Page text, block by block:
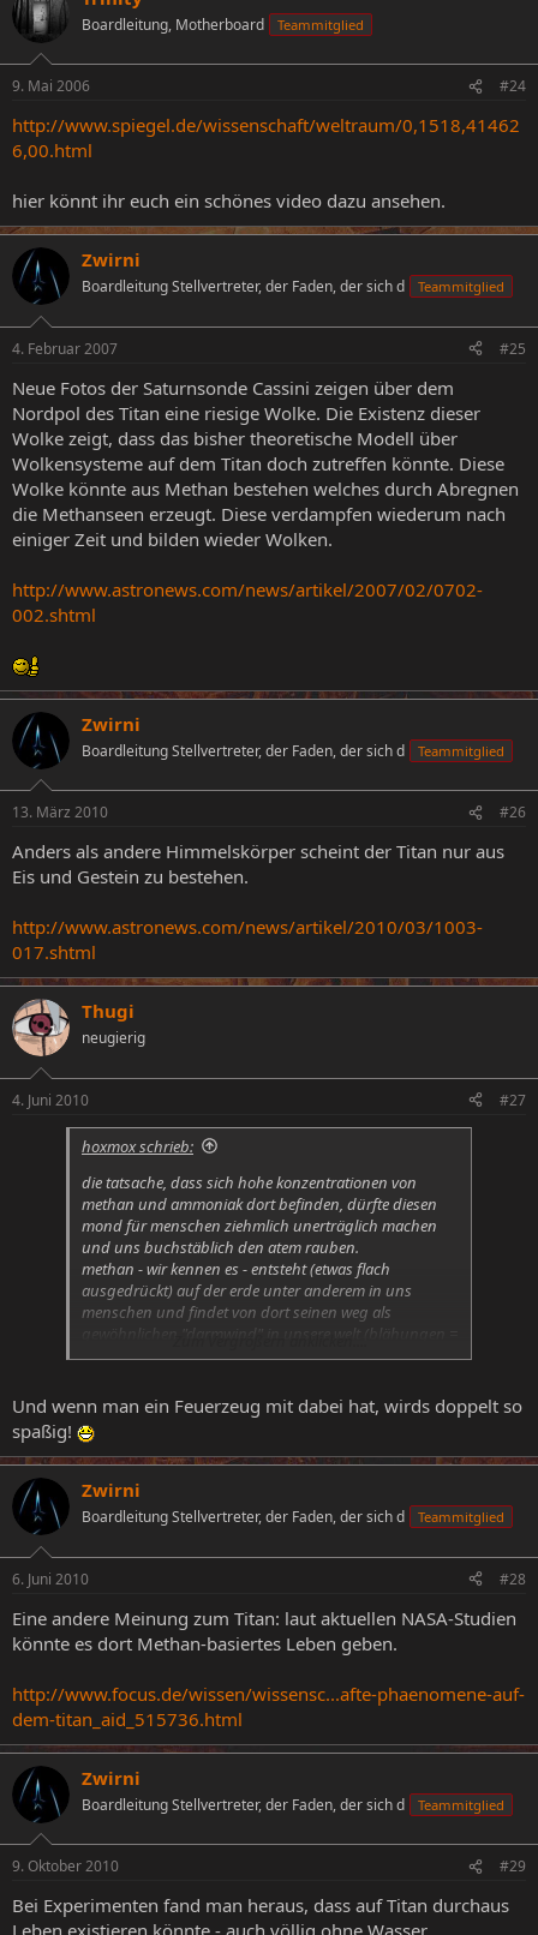
Boardleitung, Motherboard Teammitglied
9. Mai 2006 #24
http://www.spiegel.de/wissenschaft/weltraum/0,1518,41462
6,00.html
hier könnt ihr euch ein schönes video dazu ansehen.
Zwirni
Boardleitung Stellvertreter, der Faden, der sich d Teammitglied
4. Februar 2007 #25
Neue Fotos der Saturnsonde Cassini zeigen über dem
Nordpol des Titan eine riesige Wolke. Die Existenz dieser
Wolke zeigt, dass das bisher theoretische Modell über
Wolkensysteme auf dem Titan doch zutreffen könnte. Diese
Wolke könnte aus Methan bestehen welches durch Abregnen
die Methanseen erzeugt. Diese verdampfen wiederum nach
einiger Zeit und bilden wieder Wolken.
http://www.astronews.com/news/artikel/2007/02/0702-
002.shtml
Zwirni
Boardleitung Stellvertreter, der Faden, der sich d Teammitglied
13. März 2010 #26
Anders als andere Himmelskörper scheint der Titan nur aus
Eis und Gestein zu bestehen.
http://www.astronews.com/news/artikel/2010/03/1003-
017.shtml
Thugi
neugierig
4. Juni 2010 #27
hoxmox schrieb:
die tatsache, dass sich hohe konzentrationen von
methan und ammoniak dort befinden, dürfte diesen
mond für menschen ziehmlich unerträglich machen
und uns buchstäblich den atem rauben.
methan - wir kennen es - entsteht (etwas flach
ausgedrückt) auf der erde unter anderem in uns
menschen und findet von dort seinen weg als
gewöhnlichen "darmwind" in unsere welt (blähungen =
meteorismus).
Und wenn man ein Feuerzeug mit dabei hat, wirds doppelt so
spaßig!
Zwirni
Boardleitung Stellvertreter, der Faden, der sich d Teammitglied
6. Juni 2010 #28
Eine andere Meinung zum Titan: laut aktuellen NASA-Studien
könnte es dort Methan-basiertes Leben geben.
http://www.focus.de/wissen/wissensc...afte-phaenomene-auf-
dem-titan_aid_515736.html
Zwirni
Boardleitung Stellvertreter, der Faden, der sich d Teammitglied
9. Oktober 2010 #29
Bei Experimenten fand man heraus, dass auf Titan durchaus
Leben existieren könnte - auch völlig ohne Wasser.